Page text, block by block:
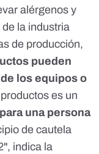
alérgenos y
la industria
de producción,
pueden
los equipos o
es un
una persona
de cautela
", indica la